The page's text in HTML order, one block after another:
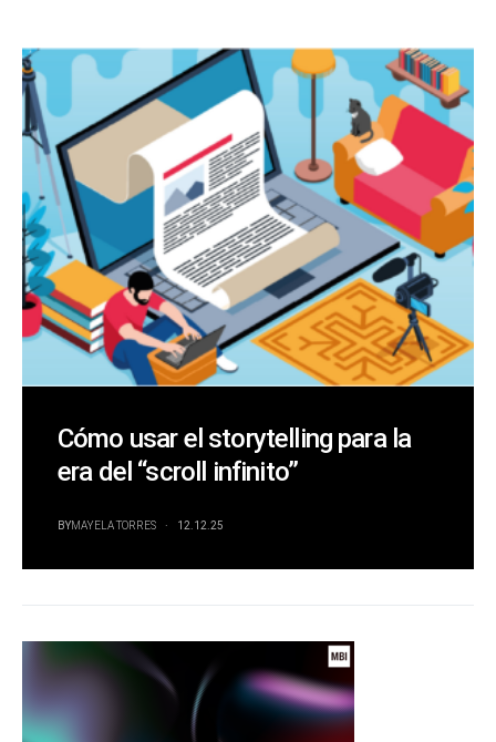
Cómo usar el storytelling para la
era del “scroll infinito”
BYMAYELA TORRES 12.12.25